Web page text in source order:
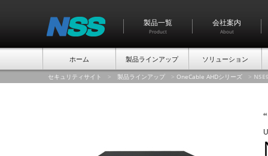
製品一覧
Product
会社案内
About
ホーム 製品ラインアップ ソリューション
セキュリティサイト > 製品ラインアップ > OneCable AHDシリーズ >
“